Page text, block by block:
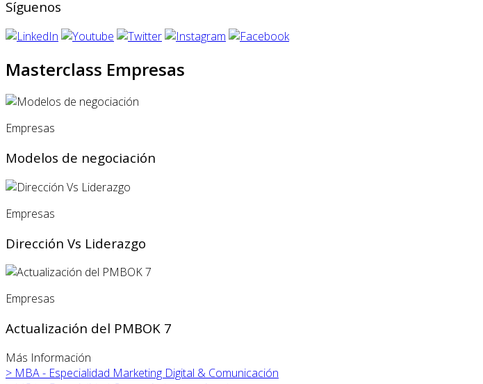
Síguenos
Masterclass Empresas
Empresas
Modelos de negociación
Empresas
Dirección Vs Liderazgo
Empresas
Actualización del PMBOK 7
Más Información
> MBA - Especialidad Marketing Digital & Comunicación